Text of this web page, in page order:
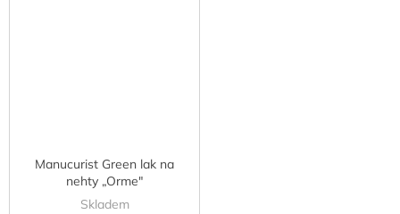
Manucurist Green lak na
nehty „Orme"
Skladem